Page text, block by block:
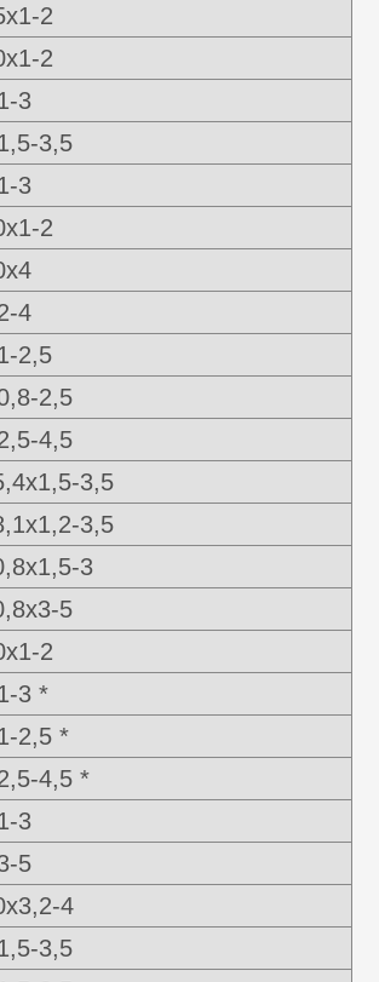
2
2
3
3,5
3
2
4
2,5
2,5
4,5
3,5
3,5
3
5
2
3 *
2,5 *
4,5 *
3
5
4
3,5